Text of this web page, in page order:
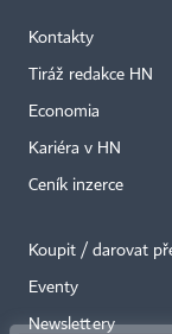
Kontakty
Tiráž redakce HN
Economia
Kariéra v HN
Ceník inzerce
Koupit / darovat
Eventy
Newslettery